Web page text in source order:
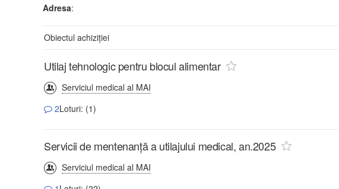
Adresa:
Obiectul achiziției
Utilaj tehnologic pentru blocul alimentar
Serviciul medical al MAI
2Loturi: (1)
Servicii de mentenanță a utilajului medical, an.2025
Serviciul medical al MAI